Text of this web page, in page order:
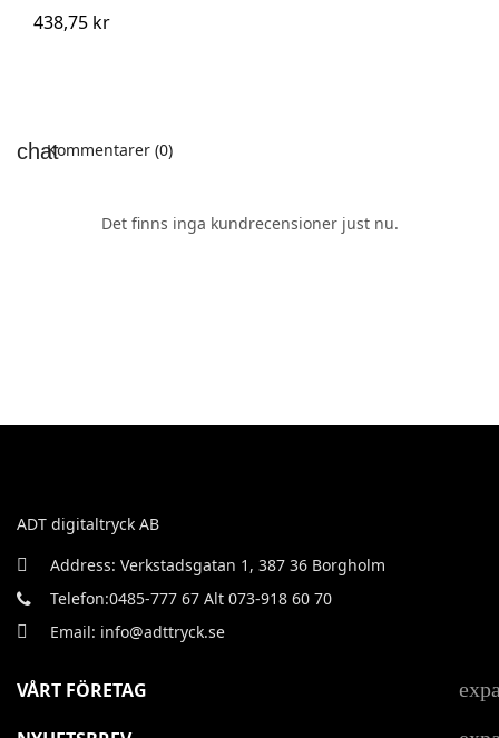
438,75 kr
Kommentarer (0)
Det finns inga kundrecensioner just nu.
ADT digitaltryck AB
Address: Verkstadsgatan 1, 387 36 Borgholm
Telefon:0485-777 67 Alt 073-918 60 70
Email: info@adttryck.se
VÅRT FÖRETAG